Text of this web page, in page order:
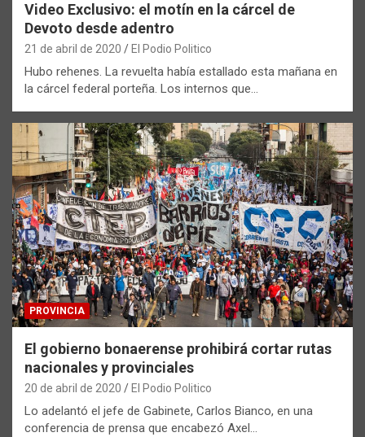
Video Exclusivo: el motín en la cárcel de
Devoto desde adentro
21 de abril de 2020 El Podio Politico
Hubo rehenes. La revuelta había estallado esta mañana en
la cárcel federal porteña. Los internos que…
PROVINCIA
El gobierno bonaerense prohibirá cortar rutas
nacionales y provinciales
20 de abril de 2020 El Podio Politico
Lo adelantó el jefe de Gabinete, Carlos Bianco, en una
conferencia de prensa que encabezó Axel…